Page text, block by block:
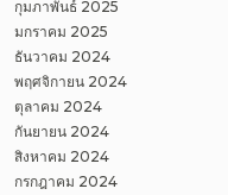
กุมภาพันธ์ 2025
มกราคม 2025
ธันวาคม 2024
พฤศจิกายน 2024
ตุลาคม 2024
กันยายน 2024
สิงหาคม 2024
กรกฎาคม 2024